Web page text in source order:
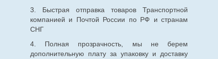
3. Быстрая отправка товаров Транспортной
компанией и Почтой России по РФ и странам
СНГ
4. Полная прозрачность, мы не берем
дополнительную плату за упаковку и доставку